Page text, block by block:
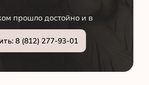
прошло достойно и в
8 (812) 277-93-01